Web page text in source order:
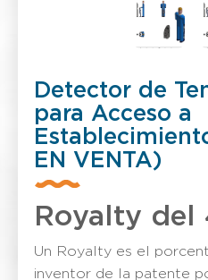
Detector de
para Acceso a
EN VENTA)
Royalty del
Un Royalty es el
inventor de la patente